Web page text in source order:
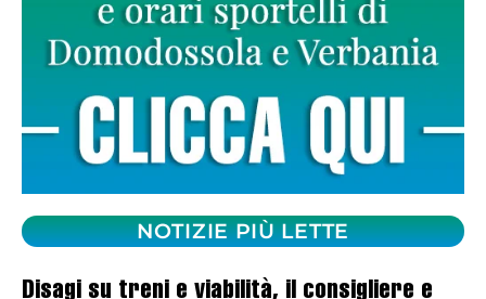
NOTIZIE PIÙ LETTE
Disagi su treni e viabilità, il consigliere e